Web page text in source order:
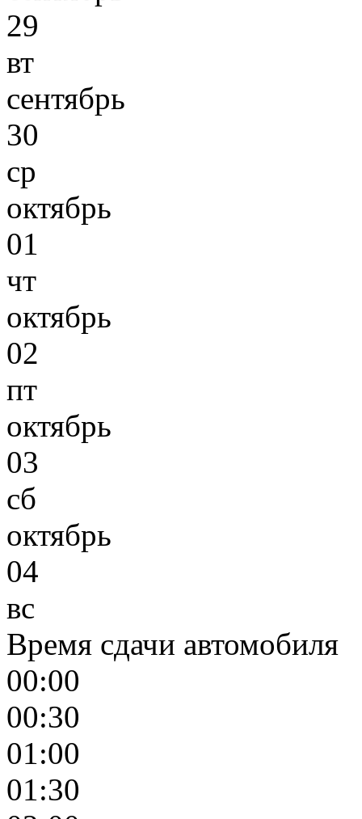
29
вт
сентябрь
30
ср
октябрь
01
чт
октябрь
02
пт
октябрь
03
сб
октябрь
04
вс
Время сдачи автомобиля
00:00
00:30
01:00
01:30